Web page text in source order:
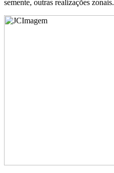
semente, outras realizações zonais.